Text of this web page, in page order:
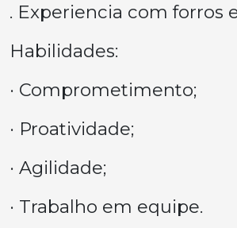
. Experiencia com forros
Habilidades:
· Comprometimento;
· Proatividade;
· Agilidade;
· Trabalho em equipe.